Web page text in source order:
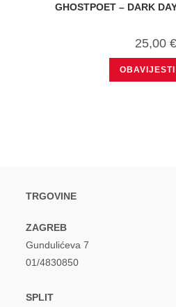
GHOSTPOET – DARK
25,00 €
TRGOVINE
ZAGREB
Gundulićeva 7
01/4830850
SPLIT